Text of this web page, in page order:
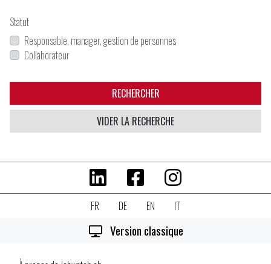
Statut
Responsable, manager, gestion de personnes
Collaborateur
RECHERCHER
VIDER LA RECHERCHE
FR DE EN IT
Version classique